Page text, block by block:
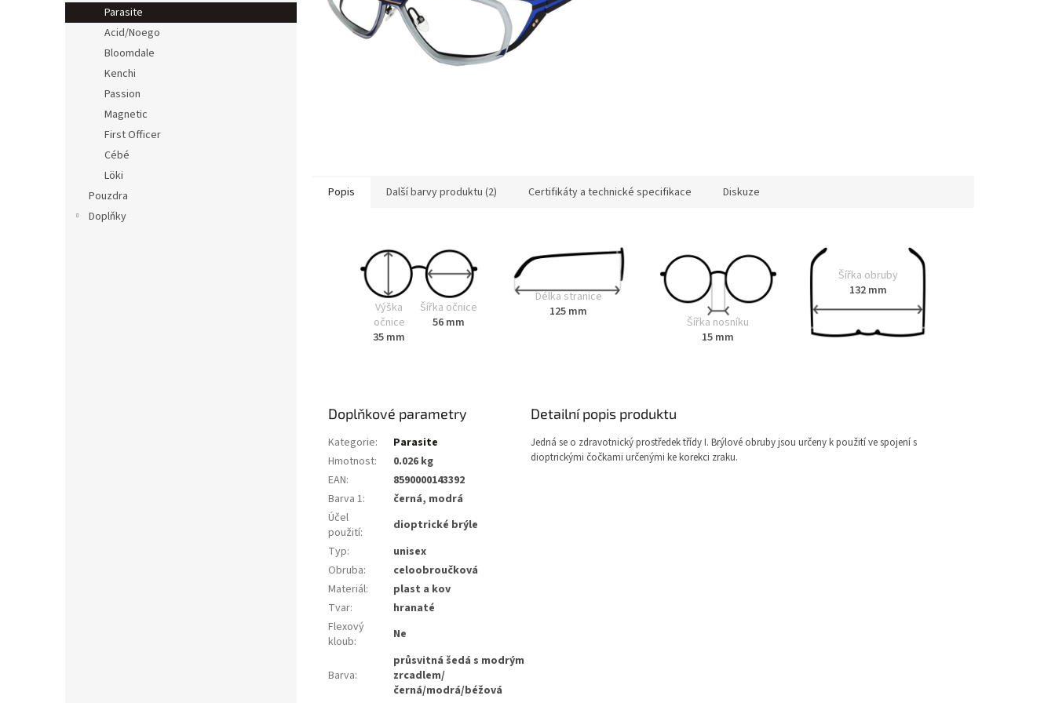
n
e
Parasite
Acid/Noego
Bloomdale
Kenchi
Passion
Magnetic
First Officer
Cébé
Löki
Pouzdra
Doplňky
Popis Další barvy produktu (2) Certifikáty a technické specifikace Diskuze
Výška
očnice
35 mm
Šířka očnice
56 mm
Délka stranice
125 mm
Šířka nosníku
15 mm
Šířka obruby
132 mm
Doplňkové parametry
Kategorie:
Parasite
Hmotnost:
0.026 kg
EAN:
8590000143392
Barva 1:
černá, modrá
Účel
použití:
dioptrické brýle
Typ:
unisex
Obruba:
celoobroučková
Materiál:
plast a kov
Tvar:
hranaté
Flexový
kloub: Ne
Barva:
průsvitná šedá s modrým
zrcadlem/
černá/modrá/béžová
Detailní popis produktu
Jedná se o zdravotnický prostředek třídy I. Brýlové obruby jsou určeny k použití ve spojení s
dioptrickými čočkami určenými ke korekci zraku.